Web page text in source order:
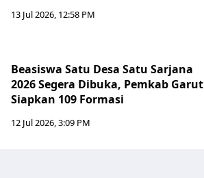
13 Jul 2026, 12:58 PM
Beasiswa Satu Desa Satu Sarjana
2026 Segera Dibuka, Pemkab Garut
Siapkan 109 Formasi
12 Jul 2026, 3:09 PM